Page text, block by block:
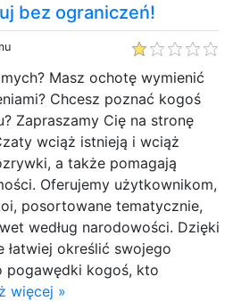
bez ograniczeń!
Masz ochotę wymienić
Chcesz poznać kogoś
Zapraszamy Cię na stronę
wciąż istnieją i wciąż
a także pomagają
Oferujemy użytkownikom,
posortowane tematycznie,
według narodowości. Dzięki
łatwiej określić swojego
pogawędki kogoś, kto
więcej »